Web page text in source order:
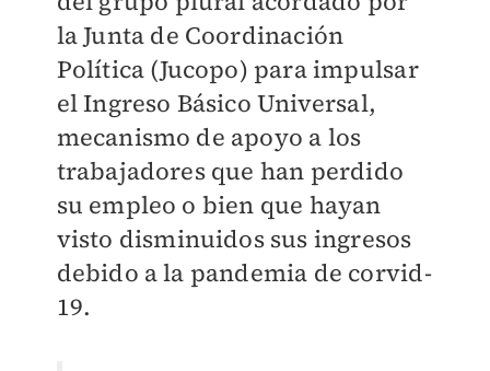
la Junta de Coordinación
Política (Jucopo) para impulsar
el Ingreso Básico Universal,
mecanismo de apoyo a los
trabajadores que han perdido
su empleo o bien que hayan
visto disminuidos sus ingresos
debido a la pandemia de corvid-
19.